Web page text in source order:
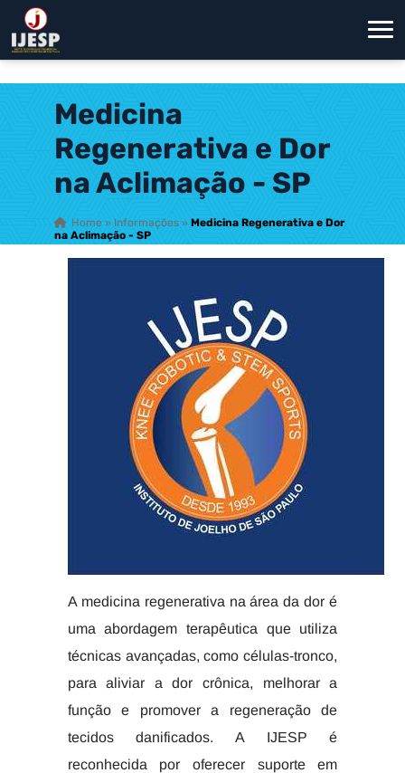
Medicina
Regenerativa e Dor
na Aclimação - SP
Home » Informações » Medicina Regenerativa e Dor
na Aclimação - SP
A medicina regenerativa na área da dor é
uma abordagem terapêutica que utiliza
técnicas avançadas, como células-tronco,
para aliviar a dor crônica, melhorar a
função e promover a regeneração de
tecidos danificados. A IJESP é
reconhecida por oferecer suporte em